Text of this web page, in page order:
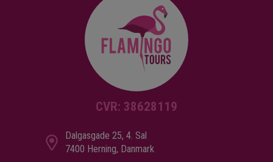
CVR: 38628119
Dalgasgade 25, 4. Sal
7400 Herning, Danmark